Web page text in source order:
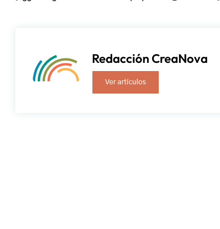
Redacción CreaNova
Ver artículos